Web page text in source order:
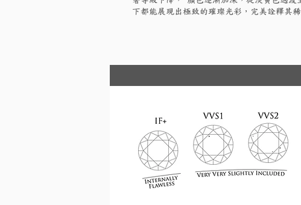
下都能展現出極致的璀璨光彩，完美詮釋其